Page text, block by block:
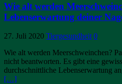
Wie alt werden
Lebenserwartung deiner
27. Juli 2020 Tiergesundheit 0
Wie alt werden Meerschweinchen?
nicht beantworten. Es gibt eine
durchschnittliche Lebenserwartung
[…]